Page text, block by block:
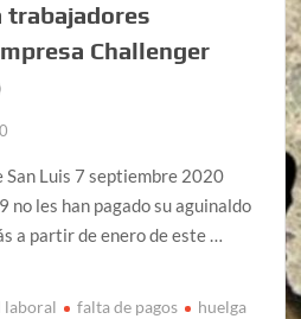
trabajadores
Challenger
San Luis 7 septiembre 2020
no les han pagado su aguinaldo
a partir de enero de este …
laboral falta de pagos huelga